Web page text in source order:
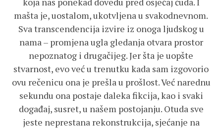
mašta je, uostalom, ukotvljena u svakodnevnom.
Sva transcendencija izvire iz onoga ljudskog u
nama – promjena ugla gledanja otvara prostor
nepoznatog i drugačijeg. Jer šta je uopšte
stvarnost, evo već u trenutku kada sam izgovorio
ovu rečenicu ona je prešla u prošlost. Već narednu
sekundu ona postaje daleka fikcija, kao i svaki
događaj, susret, u našem postojanju. Otuda sve
jeste neprestana rekonstrukcija, sjećanje na